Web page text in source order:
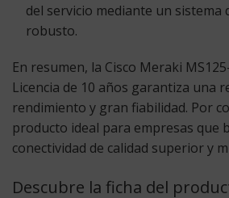
del servicio mediante un sistema
robusto.
En resumen, la Cisco Meraki
Licencia de 10 años garantiza una
rendimiento y gran fiabilidad. Por
producto ideal para empresas que
conectividad de calidad superior y
Descubre la ficha del